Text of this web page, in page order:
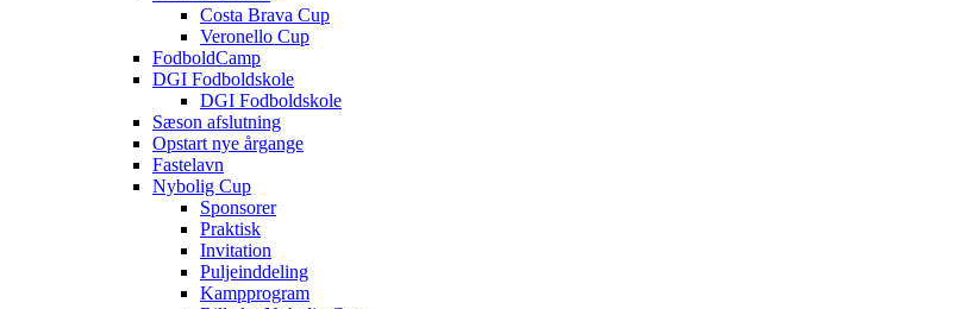
Costa Brava Cup
Veronello Cup
FodboldCamp
DGI Fodboldskole
DGI Fodboldskole
Sæson afslutning
Opstart nye årgange
Fastelavn
Nybolig Cup
Sponsorer
Praktisk
Invitation
Puljeinddeling
Kampprogram